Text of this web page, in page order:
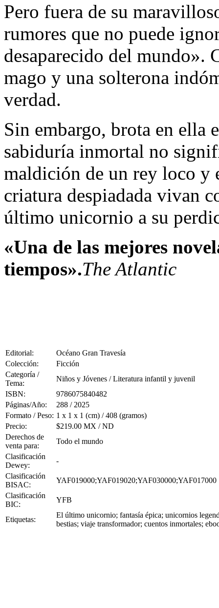
Pero fuera de su
rumores que no puede
desaparecido del mundo».
mago y una solterona
verdad.
Sin embargo, brota en ella
sabiduría inmortal no
maldición de un rey loco y
criatura despiadada vivan
último unicornio a su
«Una de las mejores
tiempos».The Atlantic
Editorial:
Océano Gran Travesía
Colección:
Ficción
Categoría /
Tema:
Niños y Jóvenes / Literatura infantil y juvenil
ISBN:
9786075840482
Páginas/Año:
288 / 2025
Formato / Peso: 1 x 1 x 1 (cm) / 408 (gramos)
Precio:
$219.00 MX / ND
Derechos de
venta para:
Todo el mundo
Clasificación
Dewey:
-
Clasificación
BISAC:
YAF019000;YAF019020;YAF030000;YAF017000
Clasificación
BIC:
YFB
Etiquetas:
El último unicornio; fantasía épica; unicornios
bestias; viaje transformador; cuentos inmortales;